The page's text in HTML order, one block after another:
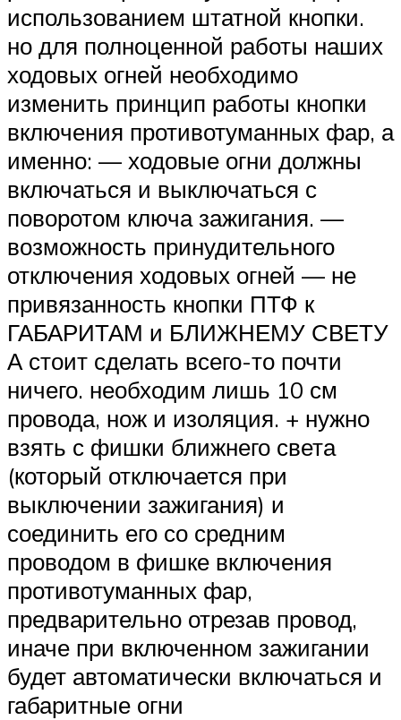
использованием штатной кнопки.
но для полноценной работы наших
ходовых огней необходимо
изменить принцип работы кнопки
включения противотуманных фар, а
именно: — ходовые огни должны
включаться и выключаться с
поворотом ключа зажигания. —
возможность принудительного
отключения ходовых огней — не
привязанность кнопки ПТФ к
ГАБАРИТАМ и БЛИЖНЕМУ СВЕТУ
А стоит сделать всего-то почти
ничего. необходим лишь 10 см
провода, нож и изоляция. + нужно
взять с фишки ближнего света
(который отключается при
выключении зажигания) и
соединить его со средним
проводом в фишке включения
противотуманных фар,
предварительно отрезав провод,
иначе при включенном зажигании
будет автоматически включаться и
габаритные огни